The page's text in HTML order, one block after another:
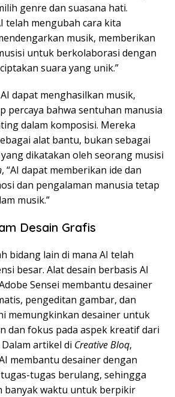
genre dan suasana hati.
telah mengubah cara kita
musik, memberikan
untuk berkolaborasi dengan
suara yang unik.”
dapat menghasilkan musik,
percaya bahwa sentuhan manusia
dalam komposisi. Mereka
alat bantu, bukan sebagai
dikatakan oleh seorang musisi
, “AI dapat memberikan ide dan
dan pengalaman manusia tetap
musik.”
Desain Grafis
bidang lain di mana AI telah
besar. Alat desain berbasis AI
Sensei membantu desainer
pengeditan gambar, dan
memungkinkan desainer untuk
dan fokus pada aspek kreatif dari
artikel di Creative Bloq,
membantu desainer dengan
tugas berulang, sehingga
banyak waktu untuk berpikir